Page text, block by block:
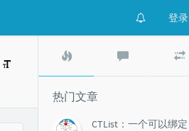
登录
文
章
评
热门文章
CTList：一个可以绑定